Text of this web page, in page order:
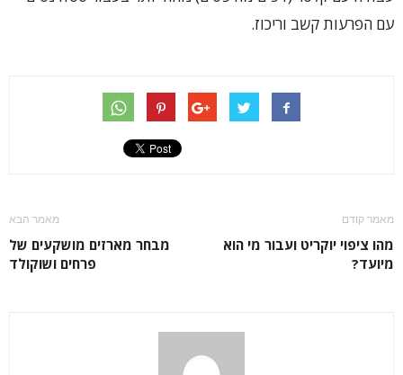
עם הפרעות קשב וריכוז.
מאמר קודם
מהו ציפוי יוקריט ועבור מי הוא
מיועד?
מאמר הבא
מבחר מארזים מושקעים של
פרחים ושוקולד